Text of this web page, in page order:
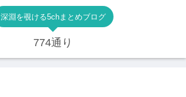
深淵を覗ける5chまとめブログ
774通り